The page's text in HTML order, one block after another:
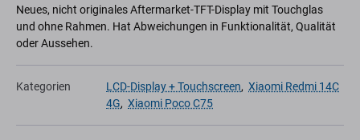
Neues, nicht originales Aftermarket-TFT-Display mit Touchglas
und ohne Rahmen. Hat Abweichungen in Funktionalität, Qualität
oder Aussehen.
Kategorien LCD-Display + Touchscreen, Xiaomi Redmi 14C
4G, Xiaomi Poco C75